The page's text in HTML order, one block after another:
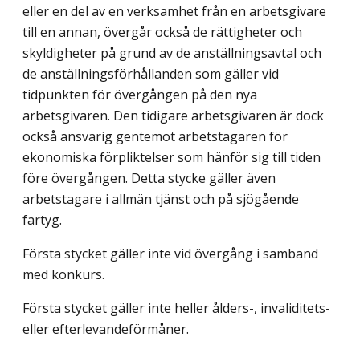
eller en del av en verksamhet från en arbetsgivare
till en annan, övergår också de rättigheter och
skyldigheter på grund av de anställningsavtal och
de anställningsförhållanden som gäller vid
tidpunkten för övergången på den nya
arbetsgivaren. Den tidigare arbetsgivaren är dock
också ansvarig gentemot arbetstagaren för
ekonomiska förpliktelser som hänför sig till tiden
före övergången. Detta stycke gäller även
arbetstagare i allmän tjänst och på sjögående
fartyg.
Första stycket gäller inte vid övergång i samband
med konkurs.
Första stycket gäller inte heller ålders-, invaliditets-
eller efterlevandeförmåner.